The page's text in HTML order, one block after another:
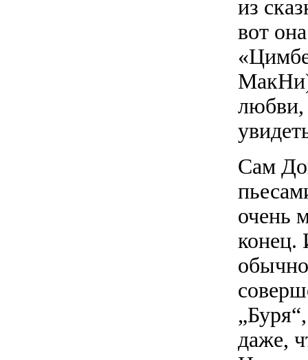
из
вот
Сам
очень
конец.
даже,